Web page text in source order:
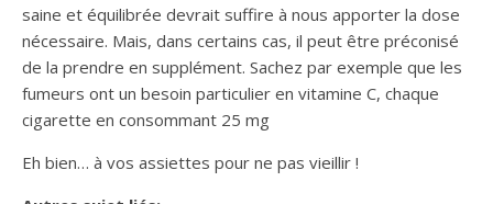
saine et équilibrée devrait suffire à nous apporter la dose
nécessaire. Mais, dans certains cas, il peut être préconisé
de la prendre en supplément. Sachez par exemple que les
fumeurs ont un besoin particulier en vitamine C, chaque
cigarette en consommant 25 mg
Eh bien… à vos assiettes pour ne pas vieillir !